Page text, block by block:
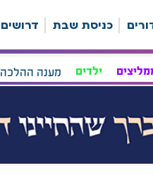
כניסת שבת דרושים
ילדים מענה ההלכה